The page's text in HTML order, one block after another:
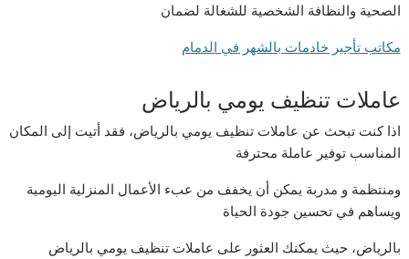
الصحية والنظافة الشخصية للشغالة لضمان
مكاتب تأجير خادمات بالشهر في الدمام
عاملات تنظيف يومي بالرياض
اذا كنت تبحث عن عاملات تنظيف يومي بالرياض، فقد أتيت إلى المكان
المناسب توفير عاملة محترفة
ومنتظمة و مدربة يمكن أن يخفف من عبء الأعمال المنزلية اليومية
ويساهم في تحسين جودة الحياة
بالرياض، حيث يمكنك العثور على عاملات تنظيف يومي بالرياض